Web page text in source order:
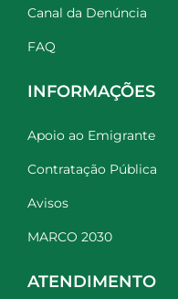
Canal da Denúncia
FAQ
INFORMAÇÕES
Apoio ao Emigrante
Contratação Pública
Avisos
MARCO 2030
ATENDIMENTO